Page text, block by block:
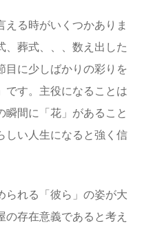
える時がいくつかありま
、葬式、、、数え出した
目に少しばかりの彩りを
です。主役になることは
瞬間に「花」があること
しい人生になると強く信
られる「彼ら」の姿が大
の存在意義であると考え